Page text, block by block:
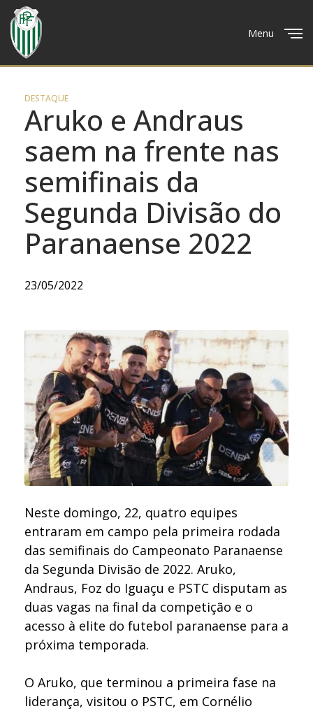
Menu
DESTAQUE
Aruko e Andraus
saem na frente nas
semifinais da
Segunda Divisão do
Paranaense 2022
23/05/2022
Neste domingo, 22, quatro equipes
entraram em campo pela primeira rodada
das semifinais do Campeonato Paranaense
da Segunda Divisão de 2022. Aruko,
Andraus, Foz do Iguaçu e PSTC disputam as
duas vagas na final da competição e o
acesso à elite do futebol paranaense para a
próxima temporada.
O Aruko, que terminou a primeira fase na
liderança, visitou o PSTC, em Cornélio